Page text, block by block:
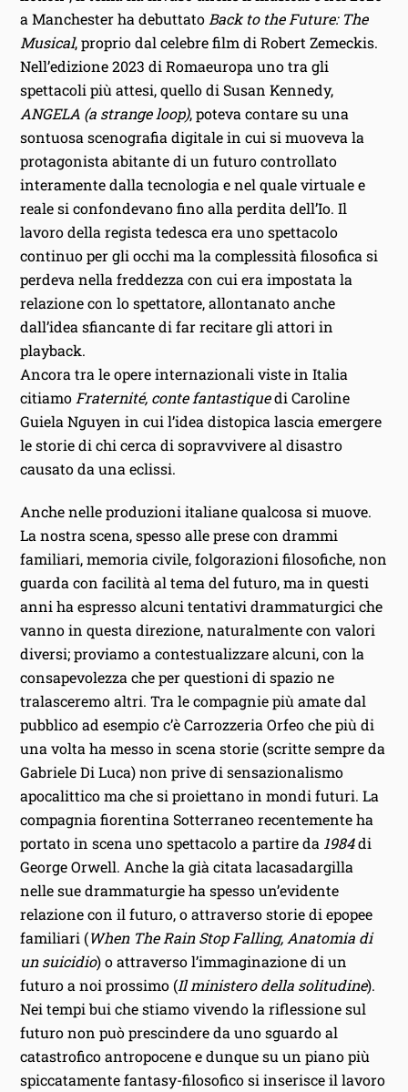
a Manchester ha debuttato Back to the Future: The
Musical, proprio dal celebre film di Robert Zemeckis.
Nell’edizione 2023 di Romaeuropa uno tra gli
spettacoli più attesi, quello di Susan Kennedy,
ANGELA (a strange loop), poteva contare su una
sontuosa scenografia digitale in cui si muoveva la
protagonista abitante di un futuro controllato
interamente dalla tecnologia e nel quale virtuale e
reale si confondevano fino alla perdita dell’Io. Il
lavoro della regista tedesca era uno spettacolo
continuo per gli occhi ma la complessità filosofica si
perdeva nella freddezza con cui era impostata la
relazione con lo spettatore, allontanato anche
dall’idea sfiancante di far recitare gli attori in
playback.
Ancora tra le opere internazionali viste in Italia
citiamo Fraternité, conte fantastiquedi Caroline
Guiela Nguyen in cui l’idea distopica lascia emergere
le storie di chi cerca di sopravvivere al disastro
causato da una eclissi.
Anche nelle produzioni italiane qualcosa si muove.
La nostra scena, spesso alle prese con drammi
familiari, memoria civile, folgorazioni filosofiche, non
guarda con facilità al tema del futuro, ma in questi
anni ha espresso alcuni tentativi drammaturgici che
vanno in questa direzione, naturalmente con valori
diversi; proviamo a contestualizzare alcuni, con la
consapevolezza che per questioni di spazio ne
tralasceremo altri. Tra le compagnie più amate dal
pubblico ad esempio c’è Carrozzeria Orfeo che più di
una volta ha messo in scena storie (scritte sempre da
Gabriele Di Luca) non prive di sensazionalismo
apocalittico ma che si proiettano in mondi futuri. La
compagnia fiorentina Sotterraneo recentemente ha
portato in scena uno spettacolo a partire da 1984di
George Orwell. Anche la già citata lacasadargilla
nelle sue drammaturgie ha spesso un’evidente
relazione con il futuro, o attraverso storie di epopee
familiari (When The Rain Stop Falling, Anatomia di
un suicidio) o attraverso l’immaginazione di un
futuro a noi prossimo (Il ministero della solitudine).
Nei tempi bui che stiamo vivendo la riflessione sul
futuro non può prescindere da uno sguardo al
catastrofico antropocene e dunque su un piano più
spiccatamente fantasy-filosofico si inserisce il lavoro